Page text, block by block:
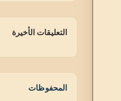
التعليقات الأخيرة
المحفوظات